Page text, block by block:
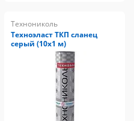
Технониколь
Техноэласт ТКП сланец
серый (10х1 м)